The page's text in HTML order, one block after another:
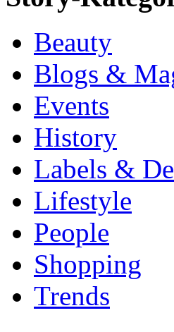
Beauty
Blogs &
Events
History
Labels &
Lifestyle
People
Shopping
Trends